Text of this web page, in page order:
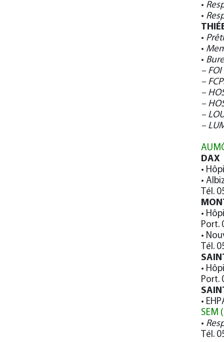
•
•
•
•
•
– FOI
–
–
–
–
–
DAX
•
•
Tél.
•
Port.
•
Tél.
•
Port.
•
SEM
•
Tél.